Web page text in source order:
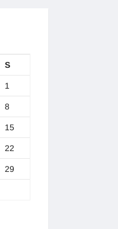
S
1
8
15
22
29